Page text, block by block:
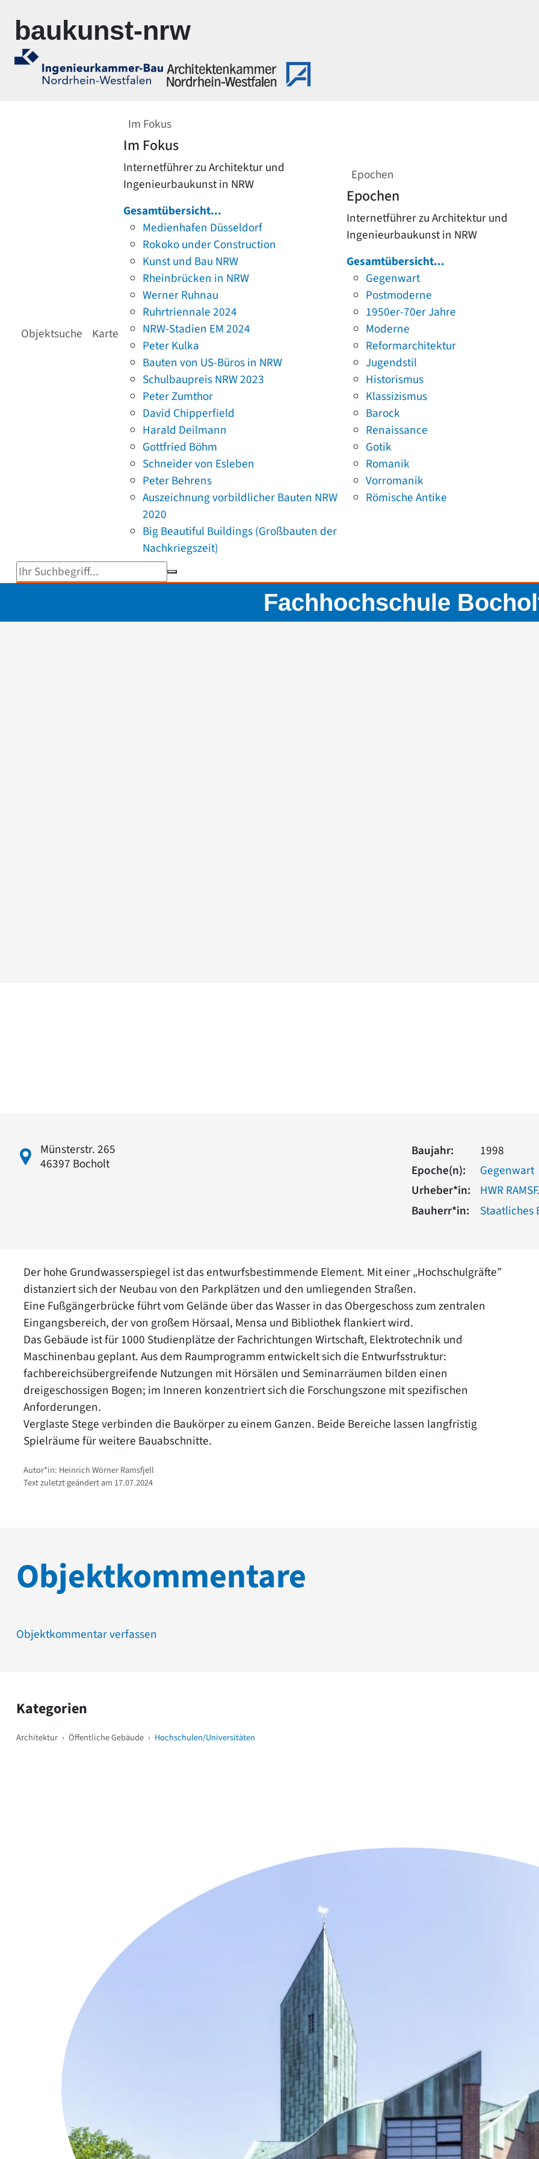
baukunst-nrw
Objektsuche Karte
Im Fokus
Im Fokus
Internetführer zu Architektur und
Ingenieurbaukunst in NRW
Gesamtübersicht...
Medienhafen Düsseldorf
Rokoko under Construction
Kunst und Bau NRW
Rheinbrücken in NRW
Werner Ruhnau
Ruhrtriennale 2024
NRW-Stadien EM 2024
Peter Kulka
Bauten von US-Büros in NRW
Schulbaupreis NRW 2023
Peter Zumthor
David Chipperfield
Harald Deilmann
Gottfried Böhm
Schneider von Esleben
Peter Behrens
Auszeichnung vorbildlicher Bauten NRW
2020
Big Beautiful Buildings (Großbauten der
Nachkriegszeit)
Epochen
Epochen
Internetführer zu Architektur und
Ingenieurbaukunst in NRW
Gesamtübersicht...
Gegenwart
Postmoderne
1950er-70er Jahre
Moderne
Reformarchitektur
Jugendstil
Historismus
Klassizismus
Barock
Renaissance
Gotik
Romanik
Vorromanik
Römische Antike
Suchbegriff eingeben
Fachhochschule
Münsterstr. 265
46397 Bocholt
Baujahr:
1998
Epoche(n):
Gegenwart
Urheber*in:
HWR
Bauherr*in:
Staatliches
Der hohe Grundwasserspiegel ist das entwurfsbestimmende Element. Mit einer „Hochschulgräfte”
distanziert sich der Neubau von den Parkplätzen und den umliegenden Straßen.
Eine Fußgängerbrücke führt vom Gelände über das Wasser in das Obergeschoss zum zentralen
Eingangsbereich, der von großem Hörsaal, Mensa und Bibliothek flankiert wird.
Das Gebäude ist für 1000 Studienplätze der Fachrichtungen Wirtschaft, Elektrotechnik und
Maschinenbau geplant. Aus dem Raumprogramm entwickelt sich die Entwurfsstruktur:
fachbereichsübergreifende Nutzungen mit Hörsälen und Seminarräumen bilden einen
dreigeschossigen Bogen; im Inneren konzentriert sich die Forschungszone mit spezifischen
Anforderungen.
Verglaste Stege verbinden die Baukörper zu einem Ganzen. Beide Bereiche lassen langfristig
Spielräume für weitere Bauabschnitte.
Autor*in: Heinrich Wörner Ramsfjell
Text zuletzt geändert am 17.07.2024
Objektkommentare
Objektkommentar verfassen
Kategorien
Architektur › Öffentliche Gebäude › Hochschulen/Universitäten